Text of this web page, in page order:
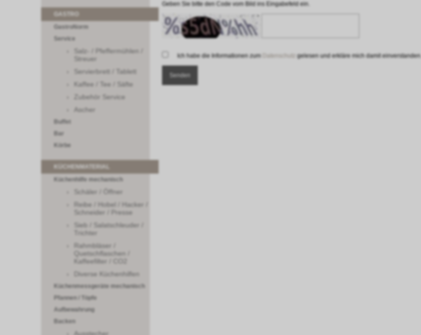
GastroNorm
Service
Salz- / Pfeffermühlen /
Streuer
Servierbrett / Tablett
Kaffee / Tee / Säfte
Zubehör Service
Ascher
Buffet
Bar
Körbe
KÜCHENMATERIAL
Küchenhilfe mechanisch
Schäler / Öffner
Reibe / Hobel / Hacker /
Schneider / Presse
Sieb / Salatschleuder /
Trichter
Rahmbläser /
Quetschflaschen /
Kaffeefilter / CO2
Diverse Küchenhilfen
Küchenmessgeräte mechanisch
Pfannen / Töpfe
Aufbewahrung
Backen
Geben Sie bitte den Code vom Bild ins Eingabefeld ein.
Ich habe die Informationen zum gelesen und erkläre mich damit einverstanden.